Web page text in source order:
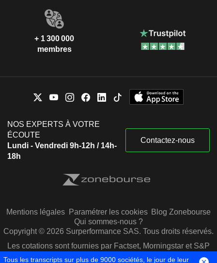
+ 1 300 000
membres
NOS EXPERTS À VOTRE
ÉCOUTE
Lundi - Vendredi 9h-12h / 14h-
18h
Contactez-nous
Mentions légales Paramétrer les cookies Blog Zonebourse
Qui sommes-nous ?
Copyright © 2026 Surperformance SAS. Tous droits réservés.
Les cotations sont fournies par Factset, Morningstar et S&P
Capital IQ
Tous les transcripts sur plus de 9000 sociétés, le jour de leur